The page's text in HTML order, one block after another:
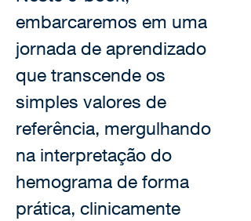
embarcaremos em uma
jornada de aprendizado
que transcende os
simples valores de
referência, mergulhando
na interpretação do
hemograma de forma
prática, clinicamente